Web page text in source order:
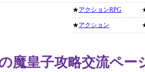
★アクションRPG
★アクション
魔皇子攻略交流ペー